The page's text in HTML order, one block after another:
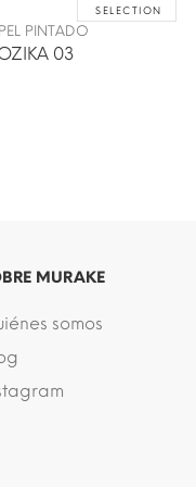
SELECTION
PINTADO
03
MURAKE
somos